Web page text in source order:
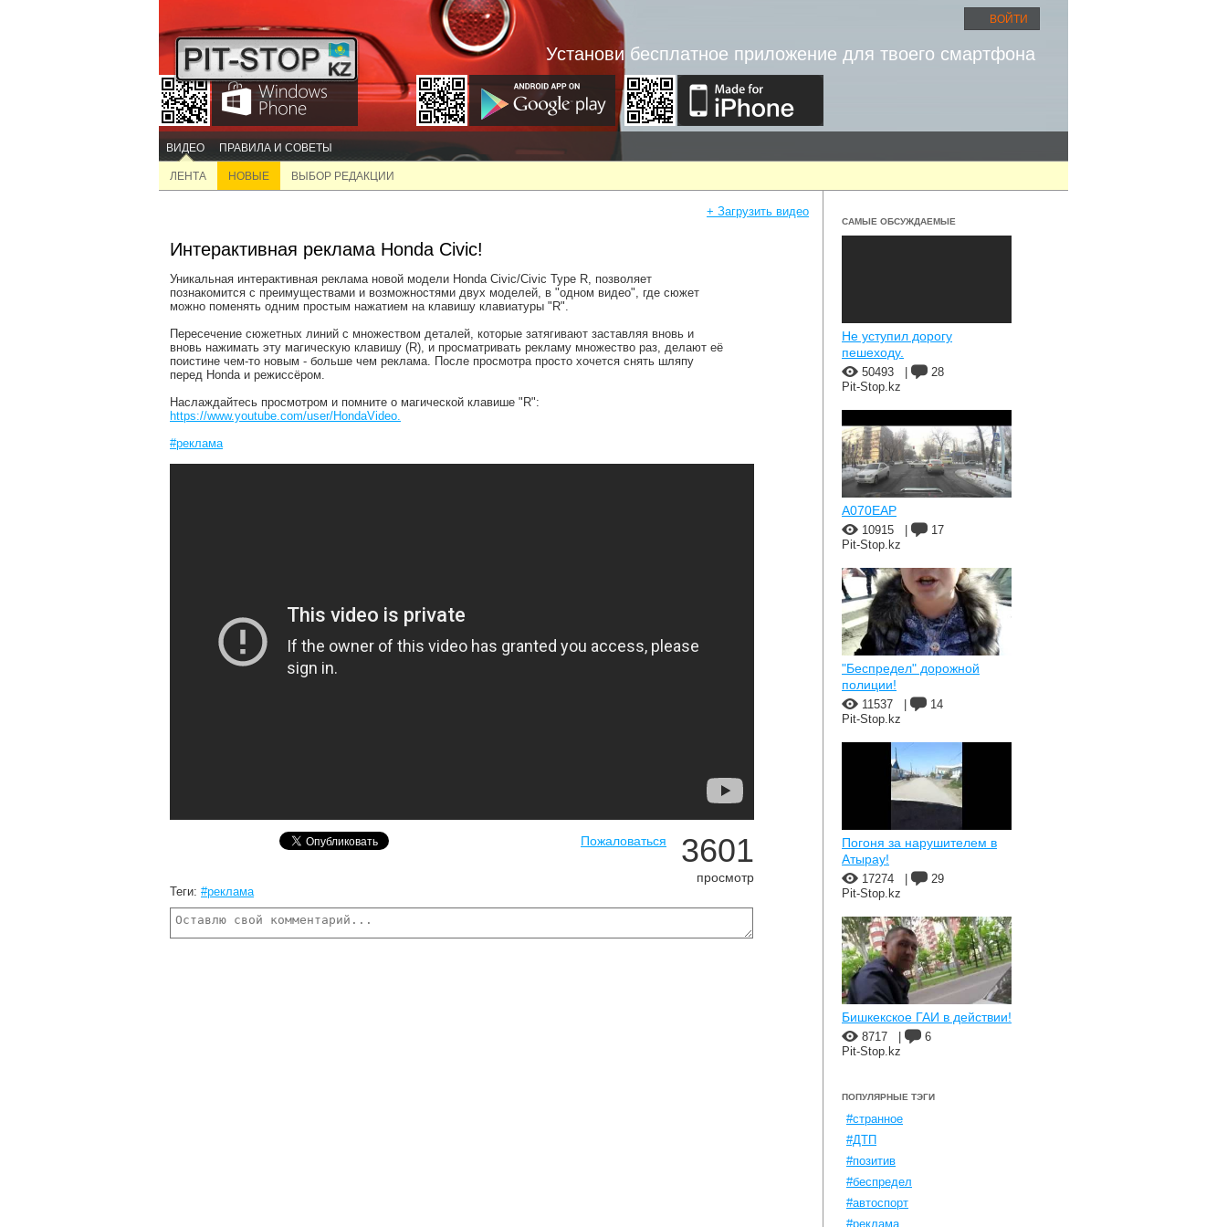
ВОЙТИ
Установи бесплатное приложение для твоего смартфона
ВИДЕО ПРАВИЛА И СОВЕТЫ
ЛЕНТА НОВЫЕ ВЫБОР РЕДАКЦИИ
+ Загрузить видео
Интерактивная реклама Honda Civic!
Уникальная интерактивная реклама новой модели Honda Civic/Civic Type R, позволяет
познакомится с преимуществами и возможностями двух моделей, в "одном видео", где сюжет
можно поменять одним простым нажатием на клавишу клавиатуры "R".
Пересечение сюжетных линий с множеством деталей, которые затягивают заставляя вновь и
вновь нажимать эту магическую клавишу (R), и просматривать рекламу множество раз, делают её
поистине чем-то новым - больше чем реклама. После просмотра просто хочется снять шляпу
перед Honda и режиссёром.
Наслаждайтесь просмотром и помните о магической клавише "R":
https://www.youtube.com/user/HondaVideo.
#реклама
Пожаловаться 3601
просмотр
Теги: #реклама
САМЫЕ ОБСУЖДАЕМЫЕ
Не уступил дорогу
пешеходу.
50493
28
Pit-Stop.kz
A070EAP
10915
17
Pit-Stop.kz
"Беспредел" дорожной
полиции!
11537
14
Pit-Stop.kz
Погоня за нарушителем в
Атырау!
17274
29
Pit-Stop.kz
Бишкекское ГАИ в действии!
8717
6
Pit-Stop.kz
ПОПУЛЯРНЫЕ ТЭГИ
#странное
#ДТП
#позитив
#беспредел
#автоспорт
#реклама